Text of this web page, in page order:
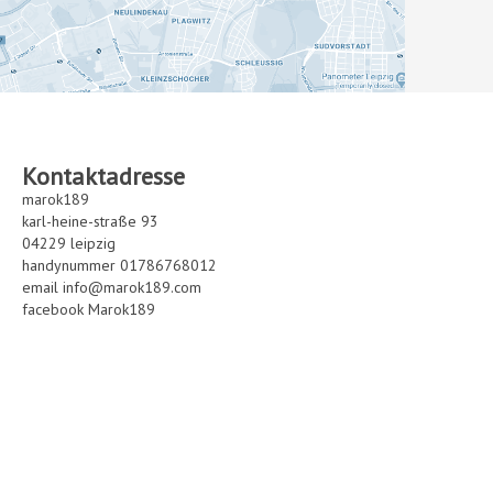
Kontaktadresse
marok189
karl-heine-straße 93
04229 leipzig
handynummer 01786768012
email info@marok189.com
facebook Marok189